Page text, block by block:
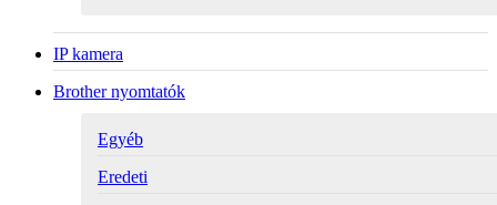
IP kamera
Brother nyomtatók
Egyéb
Eredeti